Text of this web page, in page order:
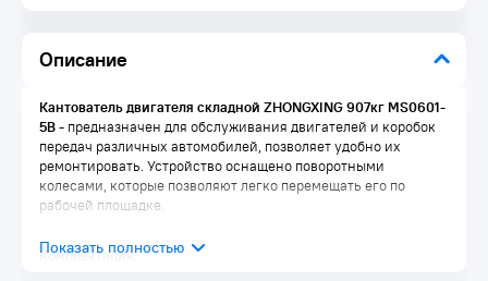
Описание
Кантователь двигателя складной ZHONGXING 907кг MS0601-
5B - предназначен для обслуживания двигателей и коробок
передач различных автомобилей, позволяет удобно их
ремонтировать. Устройство оснащено поворотными
колесами, которые позволяют легко перемещать его по
рабочей площадке.
Комплектация: